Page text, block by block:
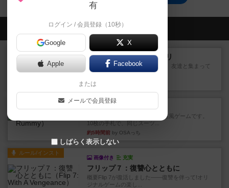
会員の新しい投稿
レビュー ナンジャモンジャ・ミドリ
私は吃音を持っているのですが、友達と集まって
このゲームをした際、3ゲー...
約3時間前
トランプで遊べる2人対戦の麻雀風ゲームです。
10枚の手札で、同じスーツ...
約5時間前 by OSAっち
ルール/インスト
画像付き 充実
フリップ７：復讐心とともに
概要Flip 7が復活しました――復讐を伴って!オリ
ジナルゲームの楽し...
有
ログイン / 会員登録（10秒）
Google X
Apple Facebook
または
メールで会員登録
しばらく表示しない